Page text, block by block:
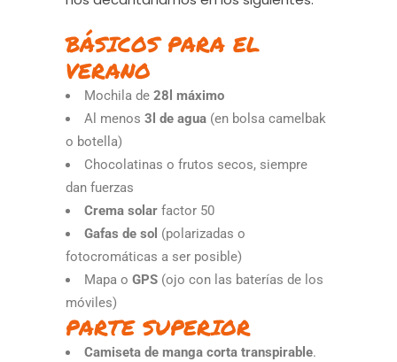
BÁSICOS PARA EL
VERANO
Mochila de 28l máximo
Al menos 3l de agua (en bolsa camelbak
o botella)
Chocolatinas o frutos secos, siempre
dan fuerzas
Crema solar factor 50
Gafas de sol (polarizadas o
fotocromáticas a ser posible)
Mapa o GPS (ojo con las baterías de los
móviles)
PARTE SUPERIOR
Camiseta de manga corta transpirable.